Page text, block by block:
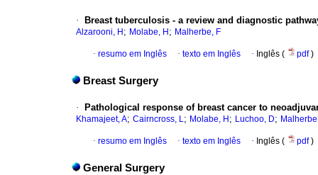
· Breast tuberculosis - a review and diagnostic
Alzarooni, H ; Molabe, H ; Malherbe, F
· resumo em Inglês · texto em Inglês · Inglês ( pdf)
Breast Surgery
· Pathological response of breast cancer to
Khamajeet, A; Cairncross, L; Molabe, H ; Luchoo, D;
· resumo em Inglês · texto em Inglês · Inglês ( pdf)
General Surgery